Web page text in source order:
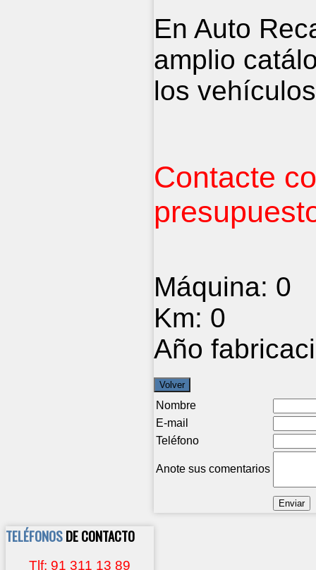
En Auto
amplio
los
Contacte
Máquina: 0
Km: 0
Año
Nombre
E-mail
Teléfono
Anote sus comentarios
TELÉFONOSDE CONTACTO
Tlf: 91 311 13 89